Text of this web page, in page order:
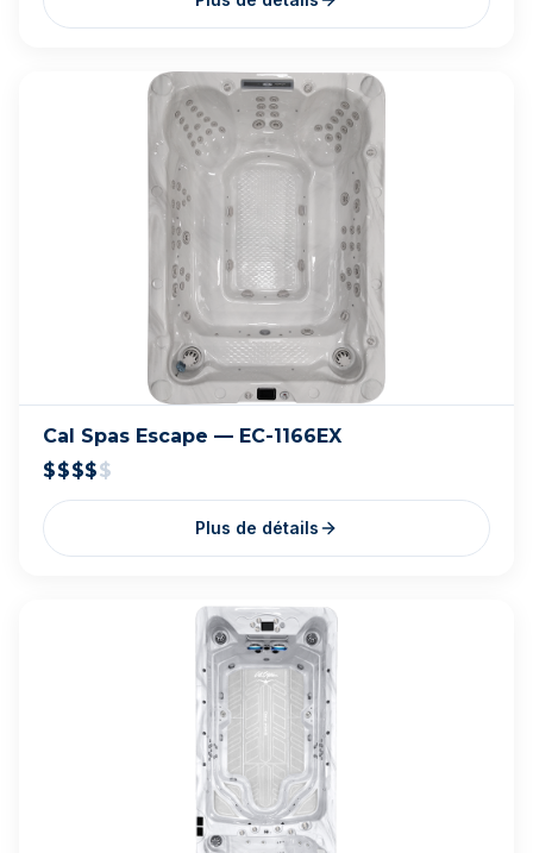
Rachat de spa
Consultation
HEURES D'OUVERTURE
Lundi - Vendredi
9h - 17h
Samedi - Dimanche
10h - 17h
NOTRE ADRESSE
© 2026 Liquidation SPA. Tous droits réservés.
Politique de confidentialité
Conditions d'utilisation